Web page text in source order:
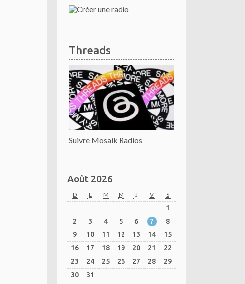
Threads
Suivre Mosaik Radios
Août 2026
D L M M J V S
1
2
3 4 5 6 7
8
9
10 11 12 13 14
15
16
17 18 19 20 21
22
23
24 25 26 27 28
29
30
31